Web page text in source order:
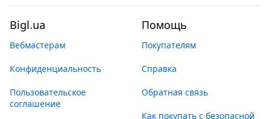
Bigl.ua
Вебмастерам
Конфиденциальность
Пользовательское
соглашение
Помощь
Покупателям
Справка
Обратная связь
Как покупать с безопасной